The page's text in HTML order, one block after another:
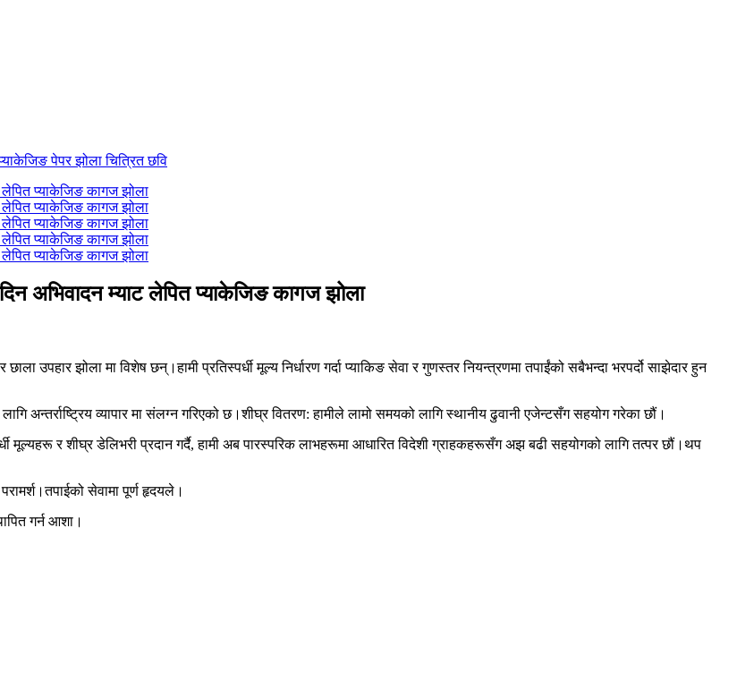
अभिवादन म्याट लेपित प्याकेजिङ कागज झोला
उपहार झोला मा विशेष छन्।हामी प्रतिस्पर्धी मूल्य निर्धारण गर्दा प्याकिङ सेवा र गुणस्तर नियन्त्रणमा तपाईंको सबैभन्दा भरपर्दो साझेदार हुन
अन्तर्राष्ट्रिय व्यापार मा संलग्न गरिएको छ।शीघ्र वितरण: हामीले लामो समयको लागि स्थानीय ढुवानी एजेन्टसँग सहयोग गरेका छौं।
मूल्यहरू र शीघ्र डेलिभरी प्रदान गर्दै, हामी अब पारस्परिक लाभहरूमा आधारित विदेशी ग्राहकहरूसँग अझ बढी सहयोगको लागि तत्पर छौं।थप
सेवामा पूर्ण हृदयले।
गर्न आशा।